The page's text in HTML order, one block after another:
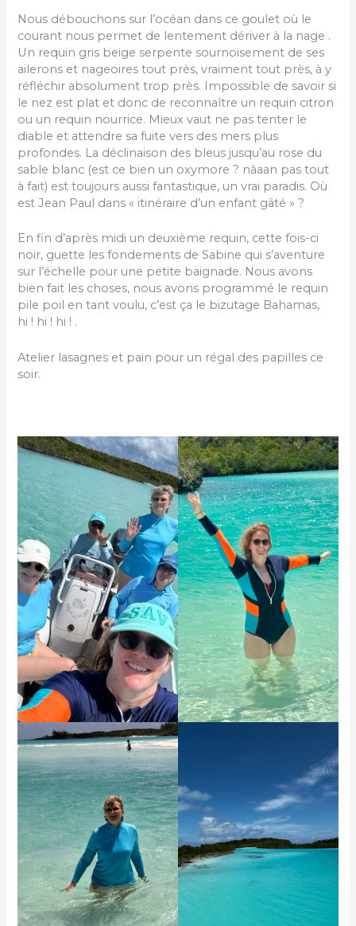
Nous débouchons sur l’océan dans ce goulet où le
courant nous permet de lentement dériver à la nage .
Un requin gris beige serpente sournoisement de ses
ailerons et nageoires tout près, vraiment tout près, à y
réfléchir absolument trop près. Impossible de savoir si
le nez est plat et donc de reconnaître un requin citron
ou un requin nourrice. Mieux vaut ne pas tenter le
diable et attendre sa fuite vers des mers plus
profondes. La déclinaison des bleus jusqu’au rose du
sable blanc (est ce bien un oxymore ? nâaan pas tout
à fait) est toujours aussi fantastique, un vrai paradis. Où
est Jean Paul dans « itinéraire d’un enfant gâté » ?
En fin d’après midi un deuxième requin, cette fois-ci
noir, guette les fondements de Sabine qui s’aventure
sur l’échelle pour une petite baignade. Nous avons
bien fait les choses, nous avons programmé le requin
pile poil en tant voulu, c’est ça le bizutage Bahamas,
hi ! hi ! hi ! .
Atelier lasagnes et pain pour un régal des papilles ce
soir.